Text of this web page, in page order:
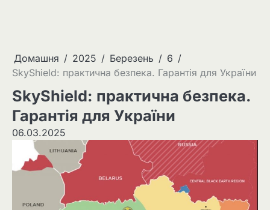
Домашня 2025 Березень
6
SkyShield: практична безпека. Гарантія для України
SkyShield: практична безпека.
Гарантія для України
06.03.2025